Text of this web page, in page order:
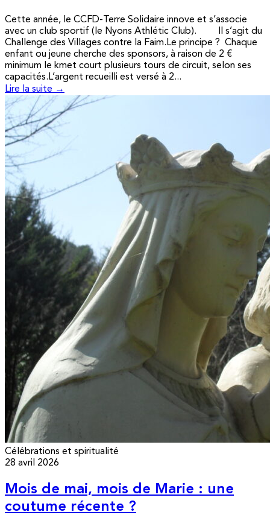
Cette année, le CCFD-Terre Solidaire innove et s’associe
avec un club sportif (le Nyons Athlétic Club). Il s’agit du
Challenge des Villages contre la Faim.Le principe ? Chaque
enfant ou jeune cherche des sponsors, à raison de 2 €
minimum le kmet court plusieurs tours de circuit, selon ses
capacités.L’argent recueilli est versé à 2...
Lire la suite →
Célébrations et spiritualité
28 avril 2026
Mois de mai, mois de Marie : une
coutume récente ?